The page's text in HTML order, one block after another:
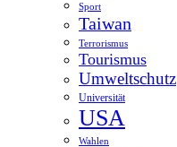
Sport
Taiwan
Terrorismus
Tourismus
Umweltschutz
Universität
USA
Wahlen